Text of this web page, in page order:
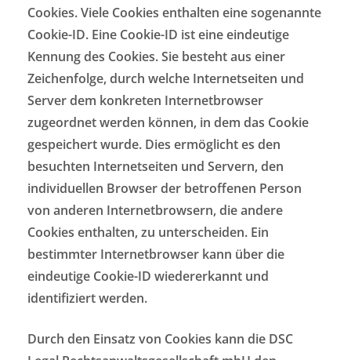
Cookies. Viele Cookies enthalten eine sogenannte
Cookie-ID. Eine Cookie-ID ist eine eindeutige
Kennung des Cookies. Sie besteht aus einer
Zeichenfolge, durch welche Internetseiten und
Server dem konkreten Internetbrowser
zugeordnet werden können, in dem das Cookie
gespeichert wurde. Dies ermöglicht es den
besuchten Internetseiten und Servern, den
individuellen Browser der betroffenen Person
von anderen Internetbrowsern, die andere
Cookies enthalten, zu unterscheiden. Ein
bestimmter Internetbrowser kann über die
eindeutige Cookie-ID wiedererkannt und
identifiziert werden.
Durch den Einsatz von Cookies kann die DSC